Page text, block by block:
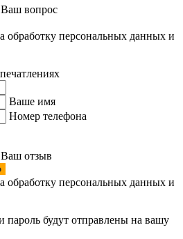
Ваш вопрос
обработку персональных данных и
Ваше имя
Номер телефона
Ваш отзыв
обработку персональных данных и
пароль будут отправлены на вашу